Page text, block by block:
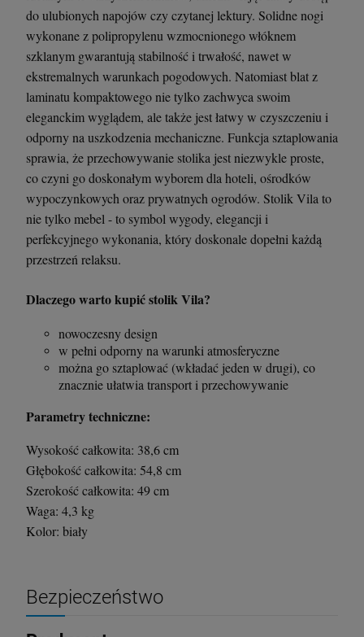
do ulubionych napojów czy czytanej lektury. Solidne nogi
wykonane z polipropylenu wzmocnionego włóknem
szklanym gwarantują stabilność i trwałość, nawet w
ekstremalnych warunkach pogodowych. Natomiast blat z
laminatu kompaktowego nie tylko zachwyca swoim
eleganckim wyglądem, ale także jest łatwy w czyszczeniu i
odporny na uszkodzenia mechaniczne. Funkcja sztaplowania
sprawia, że przechowywanie stolika jest niezwykle proste,
co czyni go doskonałym wyborem dla hoteli, ośrodków
wypoczynkowych oraz prywatnych ogrodów. Stolik Vila to
nie tylko mebel - to symbol wygody, elegancji i
perfekcyjnego wykonania, który doskonale dopełni każdą
przestrzeń relaksu.
Dlaczego warto kupić stolik Vila?
nowoczesny design
w pełni odporny na warunki atmosferyczne
można go sztaplować (wkładać jeden w drugi), co
znacznie ułatwia transport i przechowywanie
Parametry techniczne:
Wysokość całkowita: 38,6 cm
Głębokość całkowita: 54,8 cm
Szerokość całkowita: 49 cm
Waga: 4,3 kg
Kolor: biały
Bezpieczeństwo